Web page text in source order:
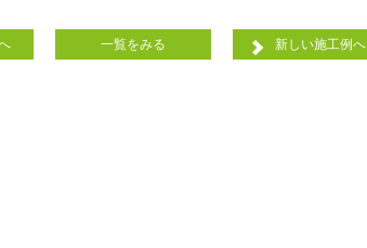
一覧をみる 新しい施工例へ